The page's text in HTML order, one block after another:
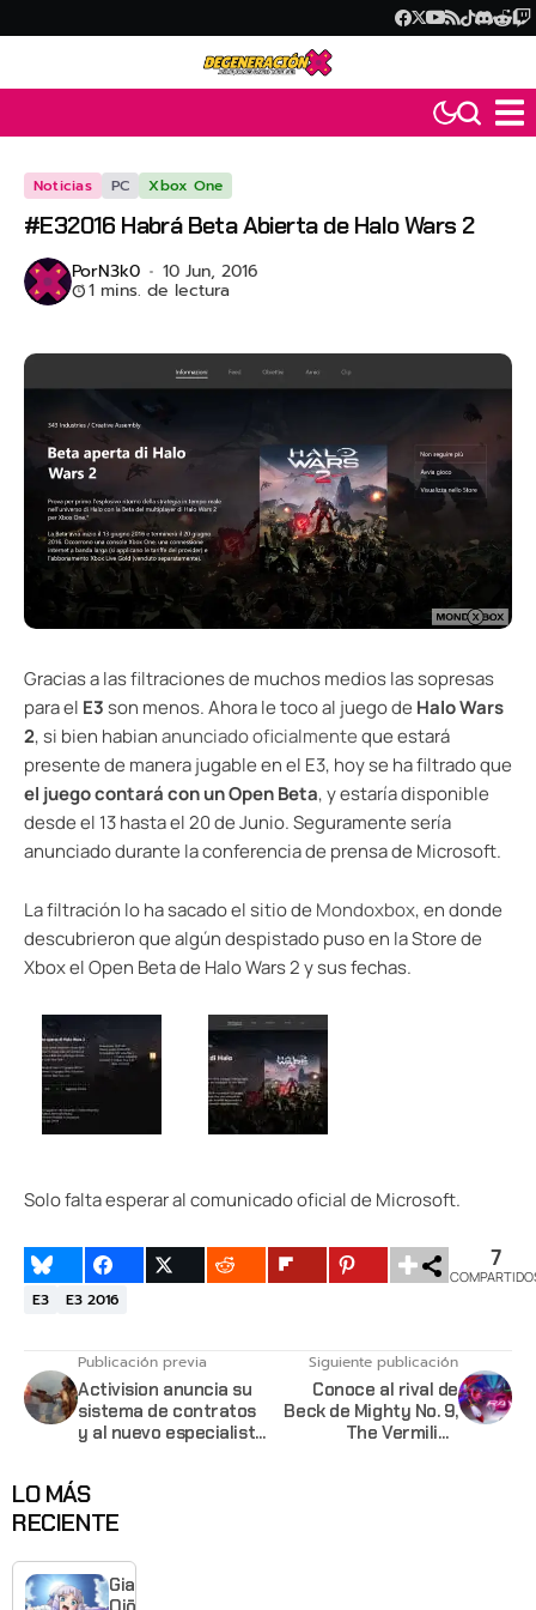
Noticias PC Xbox One
#E32016 Habrá Beta Abierta de Halo Wars 2
PorN3k0 10 Jun, 2016
1 mins. de lectura
Gracias a las filtraciones de muchos medios las sopresas
para el E3son menos. Ahora le toco al juego de Halo Wars
2, si bien habiananunciado oficialmenteque estará
presente de manera jugable en el E3, hoy se ha filtrado que
el juego contará con un Open Beta, y estaría disponible
desde el 13 hasta el 20 de Junio. Seguramente sería
anunciado durante la conferencia de prensa de Microsoft.
La filtración lo ha sacado el sitio de Mondoxbox, en donde
descubrieron que algún despistado puso en la Store de
Xbox el Open Beta de Halo Wars 2 y sus fechas.
Solo falta esperar al comunicado oficial de Microsoft.
7
E3 E3 2016
Publicación previa
Activision anuncia su
sistema de contratos
y al nuevo especialista
Siguiente publicación
Conoce al rival de
Beck de Mighty No. 9,
The Vermilion
LO MÁS
RECIENTE
Giant